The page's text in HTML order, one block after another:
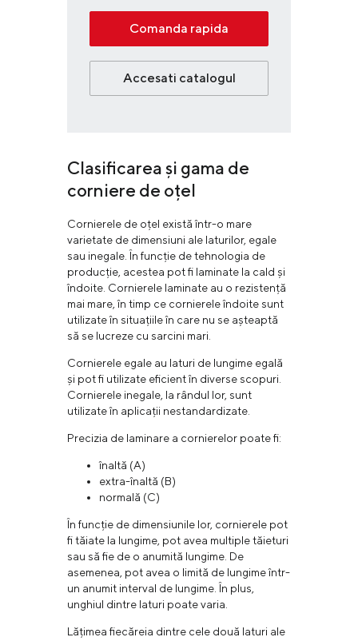
Comanda rapida
Accesati catalogul
Clasificarea și gama de
corniere de oțel
Cornierele de oțel există într-o mare
varietate de dimensiuni ale laturilor, egale
sau inegale. În funcție de tehnologia de
producție, acestea pot fi laminate la cald și
îndoite. Cornierele laminate au o rezistență
mai mare, în timp ce cornierele îndoite sunt
utilizate în situațiile în care nu se așteaptă
să se lucreze cu sarcini mari.
Cornierele egale au laturi de lungime egală
și pot fi utilizate eficient în diverse scopuri.
Cornierele inegale, la rândul lor, sunt
utilizate în aplicații nestandardizate.
Precizia de laminare a cornierelor poate fi:
înaltă (A)
extra-înaltă (B)
normală (C)
În funcție de dimensiunile lor, cornierele pot
fi tăiate la lungime, pot avea multiple tăieturi
sau să fie de o anumită lungime. De
asemenea, pot avea o limită de lungime într-
un anumit interval de lungime. În plus,
unghiul dintre laturi poate varia.
Lățimea fiecăreia dintre cele două laturi ale